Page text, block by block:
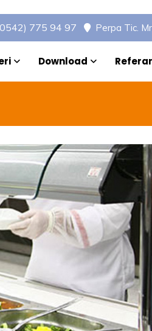
775 94 97 Perpa Tic.
Download